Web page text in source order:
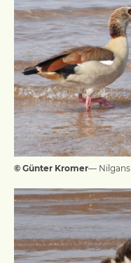
© Günter Kromer— Nilgans